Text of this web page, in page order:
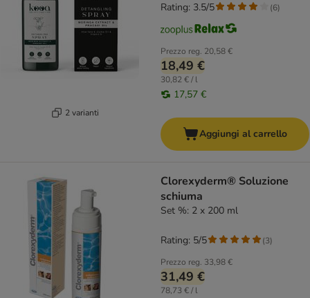
2 varianti
Prezzo reg. 20,58 €
18,49 €
30,82 € / l
17,57 €
Rating: 3.5/5 (6)
Aggiungi al carrello
Clorexyderm® Soluzione
schiuma
Set %: 2 x 200 ml
Prezzo reg. 33,98 €
31,49 €
78,73 € / l
Rating: 5/5 (3)